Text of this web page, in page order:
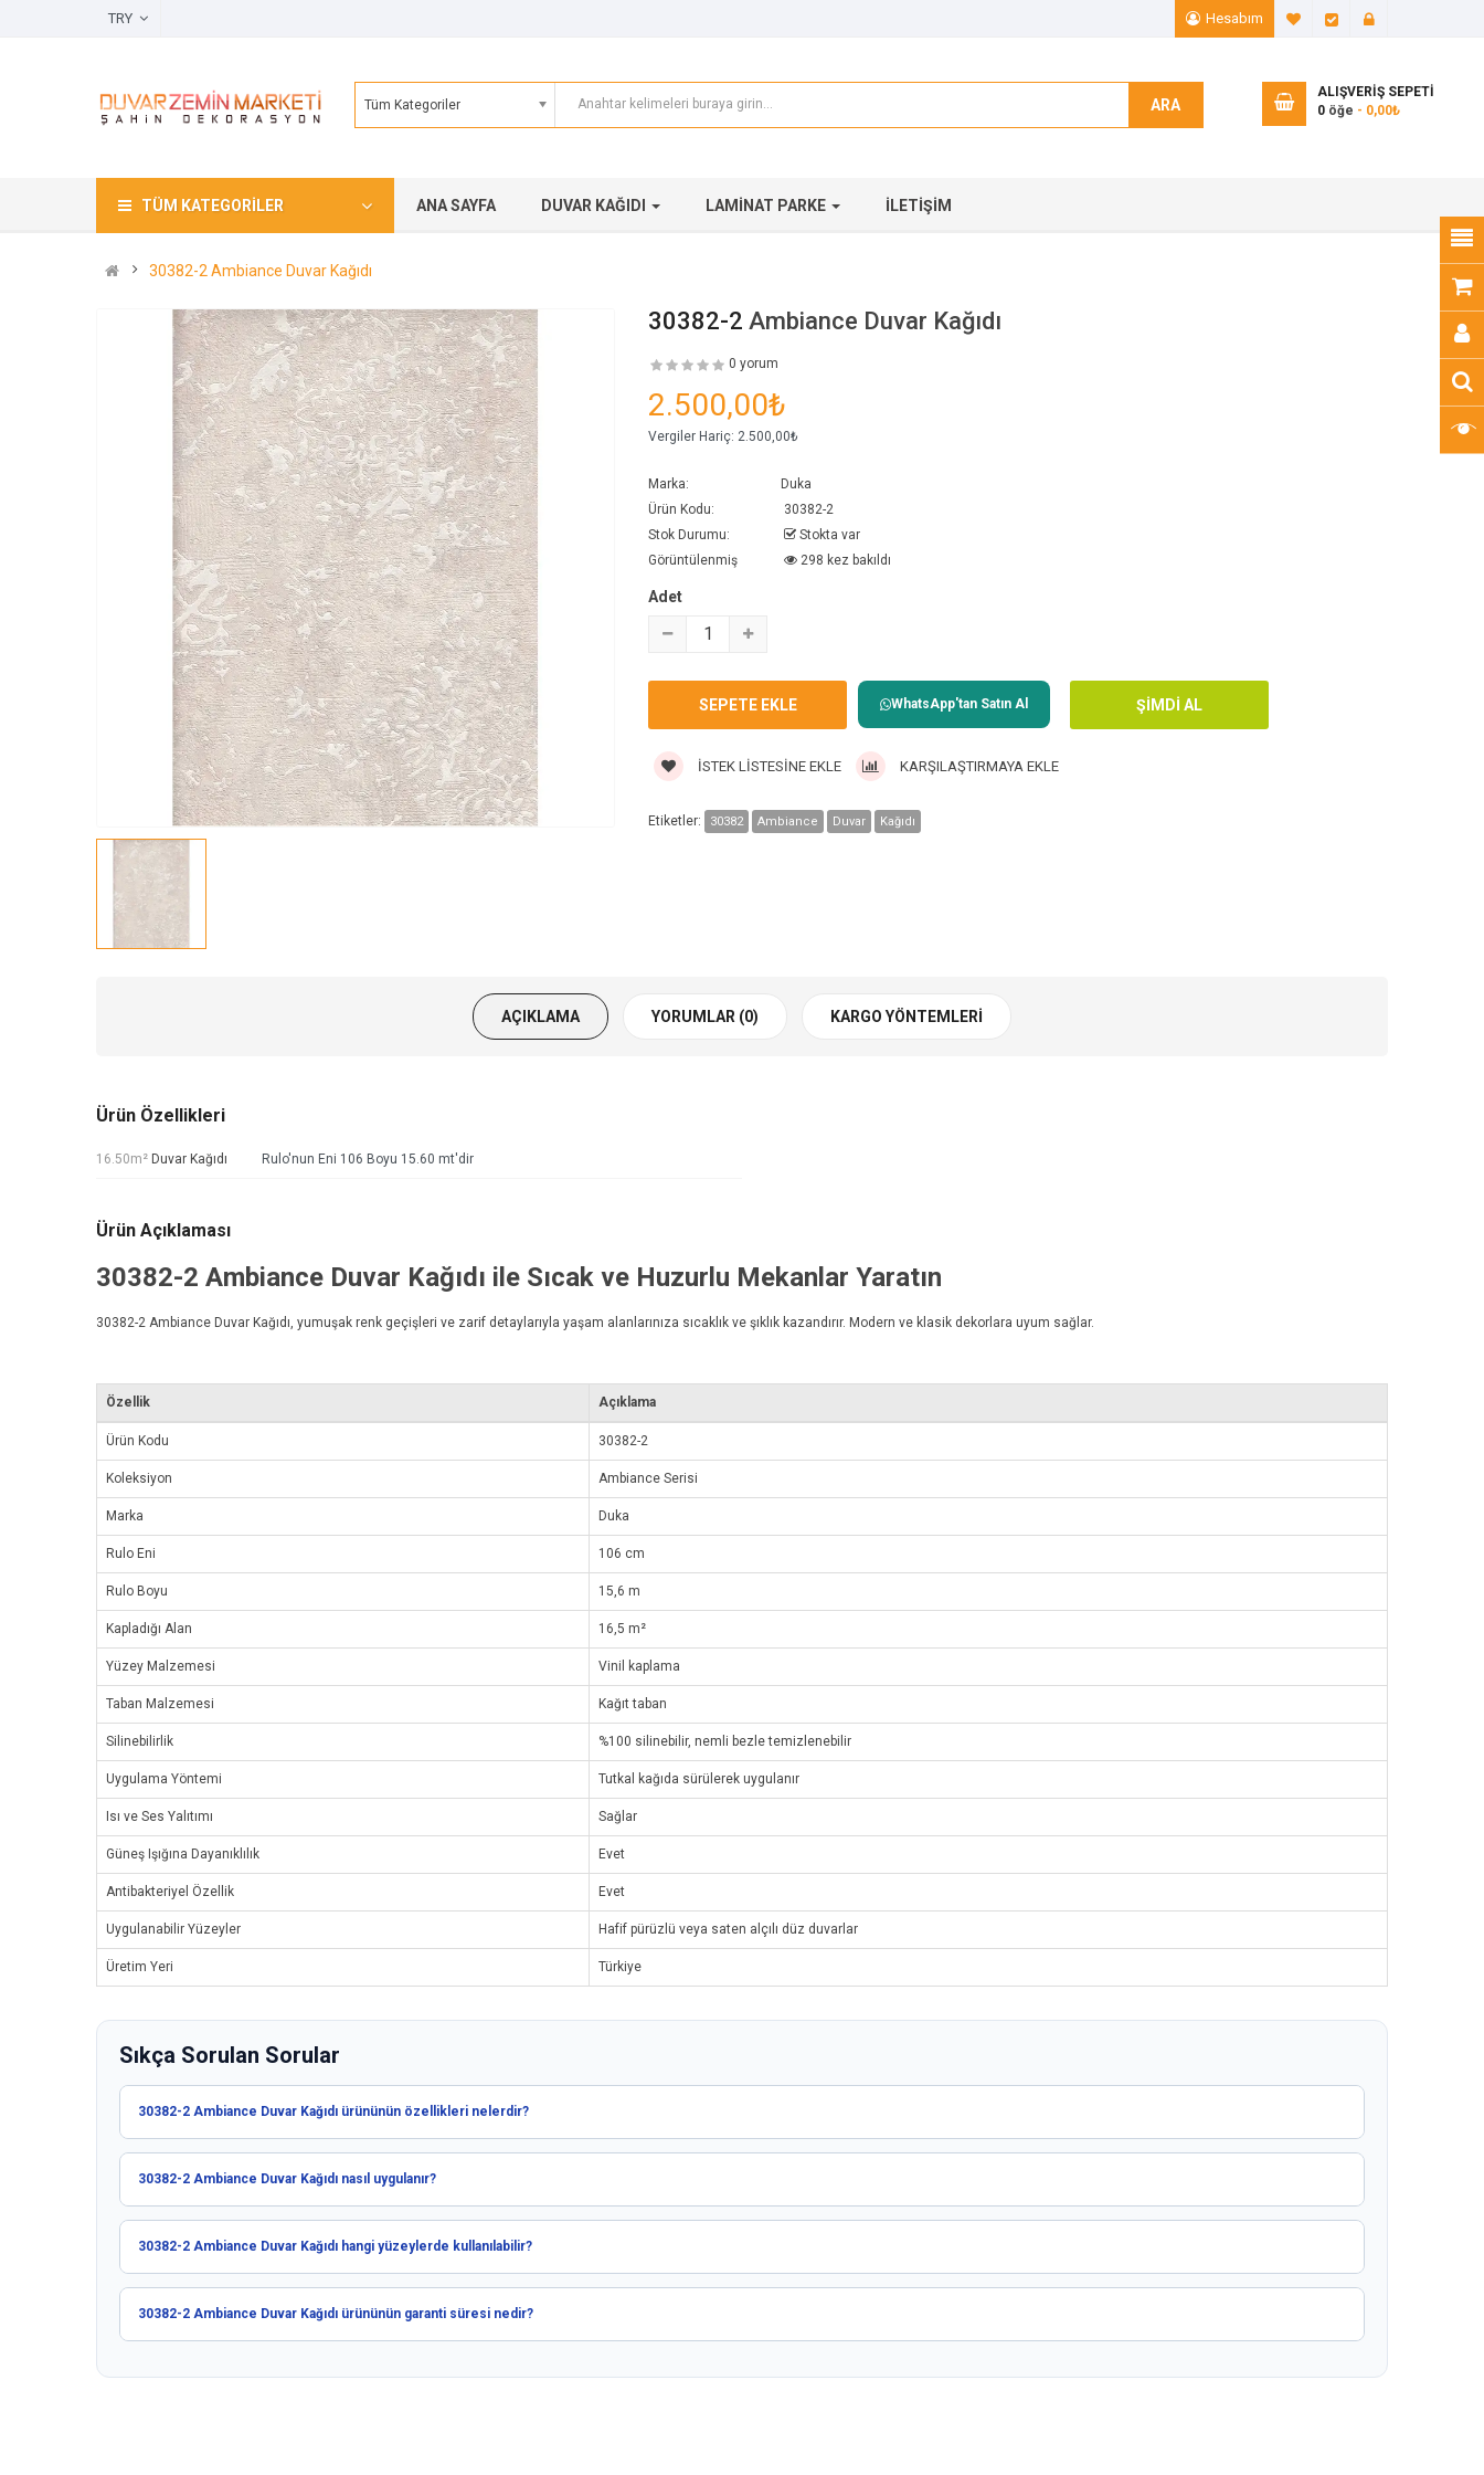
Hesabım A. Listem (0)
Ödeme
Tüm Kategoriler ARA
ALIŞVERIŞ SEPETI
0 öğe - 0,00₺
TÜM KATEGORILER ANA SAYFA DUVAR KAĞIDI LAMINAT PARKE İLETIŞIM
30382-2 Ambiance Duvar Kağıdı
30382-2 Ambiance Duvar Kağıdı
0 yorum
2.500,00₺
Vergiler Hariç: 2.500,00₺
Marka:
Duka
Ürün Kodu:
30382-2
Stok Durumu:
Stokta var
Görüntülenmiş
298 kez bakıldı
Adet
WhatsApp'tan Satın Al
İSTEK LISTESINE EKLE KARŞILAŞTIRMAYA EKLE
Etiketler: 30382 Ambiance Duvar Kağıdı
AÇIKLAMA YORUMLAR (0) KARGO YÖNTEMLERI
Ürün Özellikleri
16.50m² Duvar Kağıdı Rulo'nun Eni 106 Boyu 15.60 mt'dir
Ürün Açıklaması
30382-2 Ambiance Duvar Kağıdı ile Sıcak ve Huzurlu Mekanlar Yaratın
30382-2 Ambiance Duvar Kağıdı, yumuşak renk geçişleri ve zarif detaylarıyla yaşam alanlarınıza sıcaklık ve şıklık kazandırır. Modern ve klasik dekorlara uyum sağlar.
Özellik Açıklama
Ürün Kodu 30382-2
Koleksiyon Ambiance Serisi
Marka Duka
Rulo Eni 106 cm
Rulo Boyu 15,6 m
Kapladığı Alan 16,5 m²
Yüzey Malzemesi Vinil kaplama
Taban Malzemesi Kağıt taban
Silinebilirlik %100 silinebilir, nemli bezle temizlenebilir
Uygulama Yöntemi Tutkal kağıda sürülerek uygulanır
Isı ve Ses Yalıtımı Sağlar
Güneş Işığına Dayanıklılık Evet
Antibakteriyel Özellik Evet
Uygulanabilir Yüzeyler Hafif pürüzlü veya saten alçılı düz duvarlar
Üretim Yeri Türkiye
Sıkça Sorulan Sorular
30382-2 Ambiance Duvar Kağıdı ürününün özellikleri nelerdir?
30382-2 Ambiance Duvar Kağıdı nasıl uygulanır?
30382-2 Ambiance Duvar Kağıdı hangi yüzeylerde kullanılabilir?
30382-2 Ambiance Duvar Kağıdı ürününün garanti süresi nedir?